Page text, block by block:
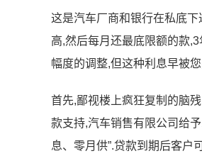
这是汽车厂商和银行在私底
高,然后每月还最底限额的款
幅度的调整,但这种利息早被
首先,鄙视楼上疯狂复制的脑
款支持,汽车销售有限公司给
息、零月供”.贷款到期后客户